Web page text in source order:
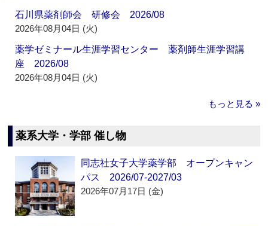
石川県薬剤師会 研修会 2026/08
2026年08月04日 (火)
薬学ゼミナール生涯学習センター 薬剤師生涯学習講
座 2026/08
2026年08月04日 (火)
もっと見る »
薬系大学・学部 催し物
同志社女子大学薬学部 オープンキャン
パス 2026/07-2027/03
2026年07月17日 (金)